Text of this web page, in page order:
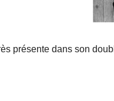
présente dans son